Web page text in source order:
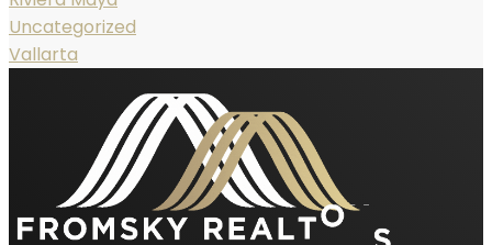
Uncategorized
Vallarta